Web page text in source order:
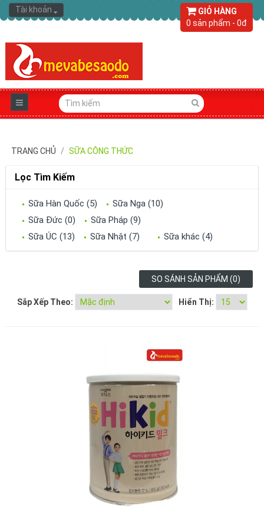
Tài khoản
GIỎ HÀNG
0 sản phẩm - 0đ
TRANG CHỦ SỮA CÔNG THỨC
Lọc Tìm Kiếm
Sữa Hàn Quốc (5)
Sữa Nga (10)
Sữa Đức (0)
Sữa Pháp (9)
Sữa ÚC (13)
Sữa Nhật (7) Sữa khác (4)
SO SÁNH SẢN PHẨM (0)
Sắp Xếp Theo: Hiển Thị: